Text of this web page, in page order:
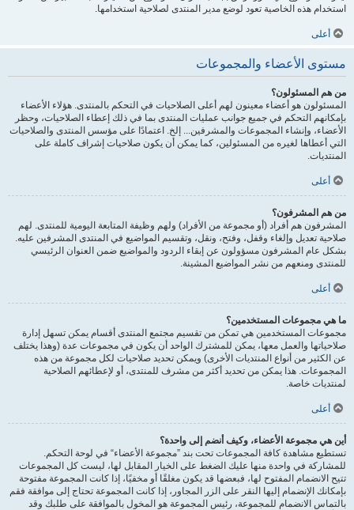
استخدام هذه الخاصية تعود لوضع مدير المنتدى لصلاحية استخدامها.
أعلى
مستوى الأعضاء والمجموعات
من هم المسئولون؟
المسئولون هو أعضاء معينون لهم أعلى الصلاحيات في التحكم بالمنتدى. هؤلاء الأعضاء
بإمكانهم التحكم في جميع جوانب عمليات المنتدى بما في ذلك إعطاء الصلاحيات، وحظر
الأعضاء، وإنشاء المجموعات والمشرفين... إلخ. اعتمادًا على مؤسس المنتدى والصلاحيات
التي أعطاها لغيره من المسئولين، كما يمكن أن يكون صلاحيات إشراف كاملة على
المنتديات.
أعلى
من هم المشرفون؟
المشرفون هم أفراد (أو مجموعة من الأفراد) ولهم وظيفة المتابعة اليومية للمنتدى. لهم
صلاحية تعديل وإلغاء وقفل، وفتح، ونقل، وتقسيم المواضيع في المنتدى المشرفين عليه.
بشكل عام المشرفون مسؤولون عن إبقاء الردود والمواضيع ضمن العنوان الرئيسي
للمنتدى ومنعهم من نشر المواضيع المشينة.
أعلى
ما هي مجموعات المستخدمين؟
مجموعات المستخدمين هي تمكن من تقسيم مجتمع المنتدى أقسام يمكن تسهل إدارة
صلاحياتها والعمل معها، يمكن للمشترك الواحد أن يكون في مجموعات عدة (وهذا يختلف
عن الكثير من أنواع المنتديات الأخرى) ويمكن تحديد صلاحيات لكل مجموعة من هذه
المجموعات. هذا يمكن من تحديد أكثر من مشرف للمنتدى، أو لإعطائهم الصلاحية
لمنتديات خاصة.
أعلى
أين هي مجموعة الأعضاء، وكيف أنضم إلى واحدة؟
تستطيع مشاهدة كافة المجموعات تحت بند ”مجموعة الأعضاء“ في لوحة التحكم.
للمشاركة في واحدة منها عليك الضغط على الخيار المقابل لها، ليست كل المجموعات
تتيح الانضمام المفتوح لها، فبعضها قد يكون مغلقًا أو مخفيًا، إذا كانت المجموعة مفتوحة
بإمكانك الإنضمام إليها النقر على الزر المجاور، إذا كانت المجموعة تحتاج إلى موافقة فقم
بالتماس الانضمام للمجموعة، رئيس المجموعة هو المخول بالموافقة على طلبك وقد